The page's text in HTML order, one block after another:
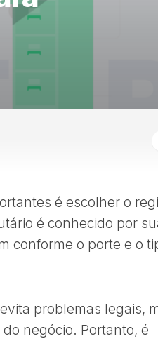
é escolher o
é conhecido por
conforme o porte e o
problemas legais,
do negócio. Portanto, é